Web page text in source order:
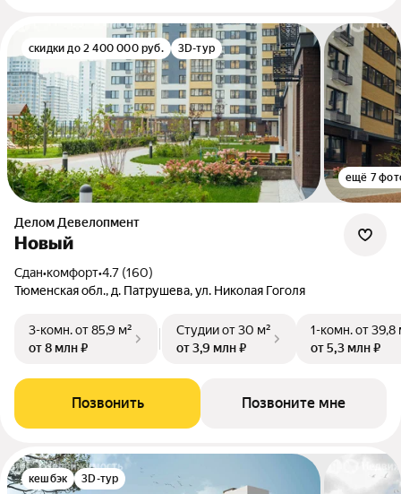
скидки до 2 400 000 руб. 3D-тур
ещё 7
Делом Девелопмент
Новый
Сдан•комфорт•4.7 (160)
Тюменская обл., д. Патрушева, ул. Николая Гоголя
3-комн.от 85,9 м²
от 8 млн ₽
Студииот 30 м²
от 3,9 млн ₽
1-комн.от 39,8
от 5,3 млн ₽
Позвонить Позвоните мне
кешбэк 3D-тур